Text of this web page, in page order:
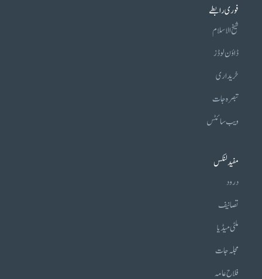
فوری رابطے
شیخ الاسلام
ڈاؤن لوڈز
خریداری
تبصرہ جات
ویب سائٹس
مفید لنکس
درود
تصانیف
ملٹی میڈیا
مجلہ جات
فلاح عامہ